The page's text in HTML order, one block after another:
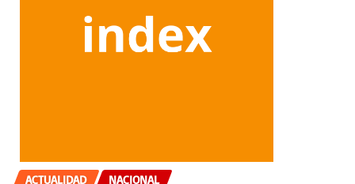
ACTUALIDAD NACIONAL